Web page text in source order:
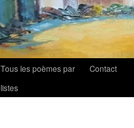
Tous les poèmes par
listes
Contact